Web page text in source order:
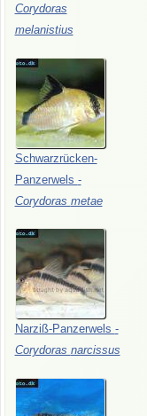
Corydoras
melanistius
Schwarzrücken-
Panzerwels -
Corydoras metae
Narziß-Panzerwels -
Corydoras narcissus